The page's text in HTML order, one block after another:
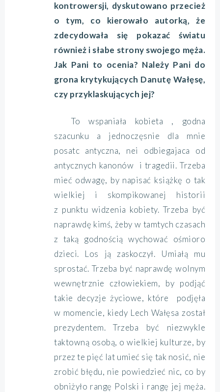
kontrowersji, dyskutowano przecież
o tym, co kierowało autorką, że
zdecydowała się pokazać światu
również i słabe strony swojego męża.
Jak Pani to ocenia? Należy Pani do
grona krytykujących Danutę Wałęsę,
czy przyklaskujących jej?
To wspaniała kobieta , godna
szacunku a jednoczęsnie dla mnie
posatc antyczna, nei odbiegajaca od
antycznych kanonów i tragedii. Trzeba
mieć odwagę, by napisać książkę o tak
wielkiej i skompikowanej historii
z punktu widzenia kobiety. Trzeba być
naprawdę kimś, żeby w tamtych czasach
z taką godnością wychować ośmioro
dzieci. Los ją zaskoczył. Umiałą mu
sprostać. Trzeba być naprawdę wolnym
wewnętrznie człowiekiem, by podjąć
takie decyzje życiowe, które podjęła
w momencie, kiedy Lech Wałęsa został
prezydentem. Trzeba być niezwykle
taktowną osobą, o wielkiej kulturze, by
przez te pięć lat umieć się tak nosić, nie
zrobić błędu, nie powiedzieć nic, co by
obniżyło rangę Polski i rangę jej męża.